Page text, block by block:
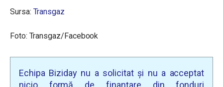
Sursa: Transgaz
Foto: Transgaz/Facebook
Echipa Biziday nu a solicitat și nu a acceptat
nicio formă de finanțare din fonduri